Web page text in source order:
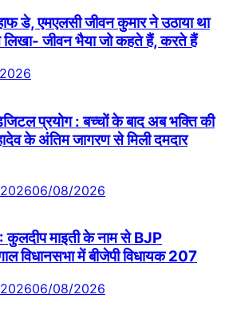
डे, एमएलसी जीवन कुमार ने उठाया था
लिखा- जीवन भैया जो कहते हैं, करते हैं
प्रयोग : बच्चों के बाद अब भक्ति की
के अंतिम जागरण से मिली दमदार
06/08/2026
माइती के नाम से BJP
विधानसभा में बीजेपी विधायक 207
06/08/2026